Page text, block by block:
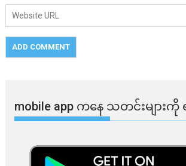
mobile app ​​ကနေ ​​သတင်းများကို